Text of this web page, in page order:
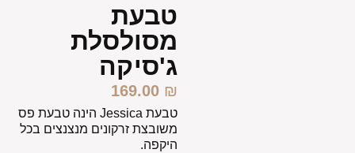
טבעת
מסולסלת
ג'סיקה
169.00 ₪
טבעת Jessica הינה טבעת פס
משובצת זרקונים מנצנצים בכל
היקפה.